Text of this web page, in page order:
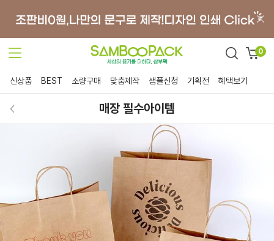
0
신상품 BEST 소량구매 맞춤제작 샘플신청 기획전 혜택보기
매장 필수아이템